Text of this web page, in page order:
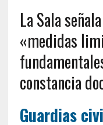
La Sala
«medidas
constancia
Guardias